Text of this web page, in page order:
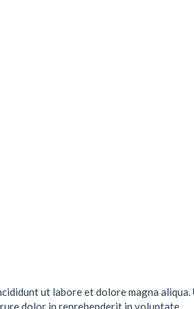
ut labore et dolore magna aliqua.
dolor in reprehenderit in voluptate ...